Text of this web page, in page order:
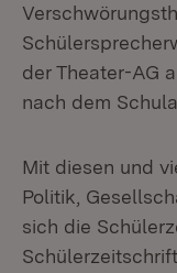
der Theater-AG
nach dem
Mit diesen und
Politik,
sich die